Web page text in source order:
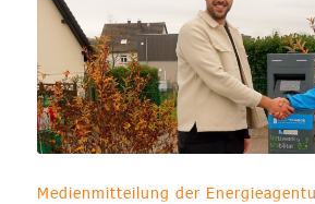
Medienmitteilung der